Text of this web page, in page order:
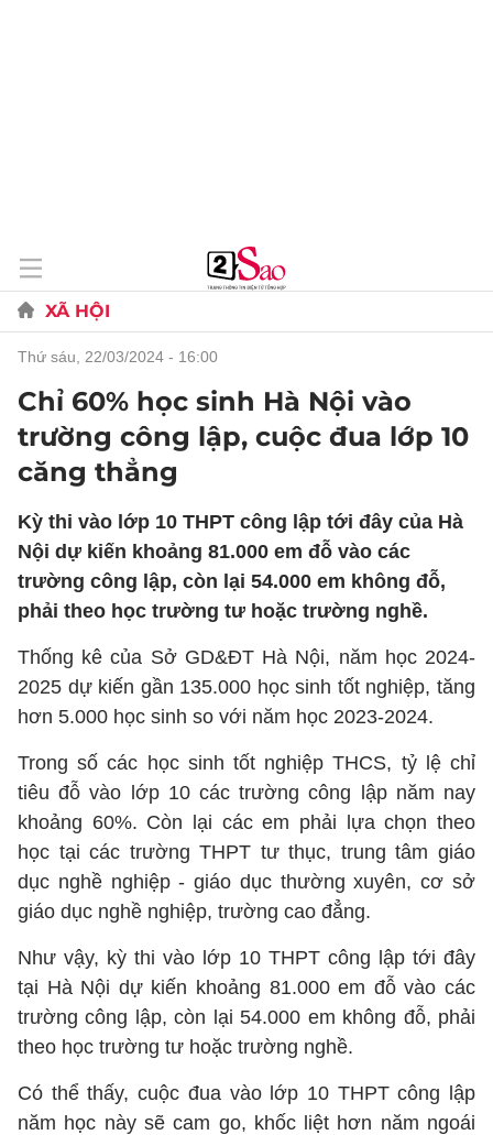
XÃ HỘI
thứ sáu, 22/03/2024 - 16:00
Chỉ 60% học sinh Hà Nội vào
trường công lập, cuộc đua lớp 10
căng thẳng
Kỳ thi vào lớp 10 THPT công lập tới đây của Hà
Nội dự kiến khoảng 81.000 em đỗ vào các
trường công lập, còn lại 54.000 em không đỗ,
phải theo học trường tư hoặc trường nghề.
Thống kê của Sở GD&ĐT Hà Nội, năm học 2024-
2025 dự kiến gần 135.000 học sinh tốt nghiệp, tăng
hơn 5.000 học sinh so với năm học 2023-2024.
Trong số các học sinh tốt nghiệp THCS, tỷ lệ chỉ
tiêu đỗ vào lớp 10 các trường công lập năm nay
khoảng 60%. Còn lại các em phải lựa chọn theo
học tại các trường THPT tư thục, trung tâm giáo
dục nghề nghiệp - giáo dục thường xuyên, cơ sở
giáo dục nghề nghiệp, trường cao đẳng.
Như vậy, kỳ thi vào lớp 10 THPT công lập tới đây
tại Hà Nội dự kiến khoảng 81.000 em đỗ vào các
trường công lập, còn lại 54.000 em không đỗ, phải
theo học trường tư hoặc trường nghề.
Có thể thấy, cuộc đua vào lớp 10 THPT công lập
năm học này sẽ cam go, khốc liệt hơn năm ngoái